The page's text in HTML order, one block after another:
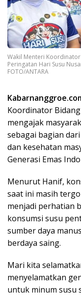
Wakil Menteri
Peringatan Hari Susu
FOTO/ANTARA
Koordinator
mengajak
sebagai bagian
dan kesehatan
Generasi Emas
Menurut Hanif,
saat ini masih
menjadi perhatian
konsumsi susu
sumber daya
berdaya saing.
Mari kita
menyelamatkan
untuk minum susu